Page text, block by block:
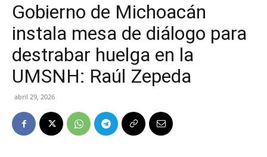
Gobierno de Michoacán
instala mesa de diálogo para
destrabar huelga en la
UMSNH: Raúl Zepeda
abril 29, 2026